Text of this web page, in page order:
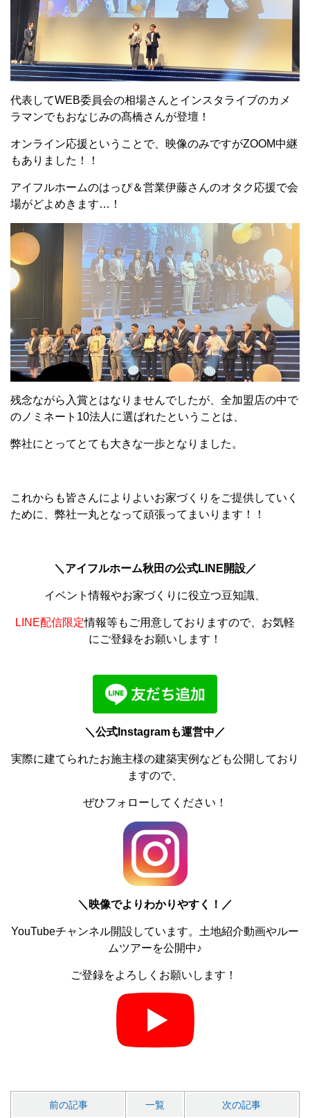
代表してWEB委員会の相場さんとインスタライブのカメ
ラマンでもおなじみの髙橋さんが登壇！
オンライン応援ということで、映像のみですがZOOM中継
もありました！！
アイフルホームのはっぴ＆営業伊藤さんのオタク応援で会
場がどよめきます…！
残念ながら入賞とはなりませんでしたが、全加盟店の中で
のノミネート10法人に選ばれたということは、
弊社にとってとても大きな一歩となりました。
これからも皆さんによりよいお家づくりをご提供していく
ために、弊社一丸となって頑張ってまいります！！
＼アイフルホーム秋田の公式LINE開設／
イベント情報やお家づくりに役立つ豆知識、
LINE配信限定情報等もご用意しておりますので、お気軽
にご登録をお願いします！
＼公式Instagramも運営中／
実際に建てられたお施主様の建築実例なども公開しており
ますので、
ぜひフォローしてください！
＼ 映像でよりわかりやすく！／
YouTubeチャンネル開設しています。土地紹介動画やルー
ムツアーを公開中♪
ご登録をよろしくお願いします！
前の記事 一覧 次の記事